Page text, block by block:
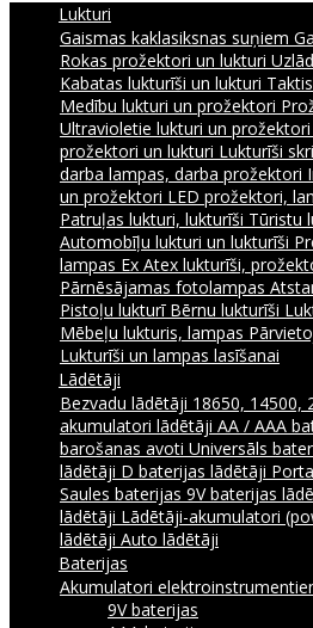
Lukturi
Gaismas kaklasiksnas suņiem
Rokas prožektori un lukturi
Kabatas lukturīši un lukturi
Medību lukturi un prožektori
Ultravioletie lukturi un prožektori
prožektori un lukturi Lukturīši
darba lampas, darba prožektori
un prožektori LED prožektori,
Patruļas lukturi, lukturīši Tūristu
Automobīļu lukturi un lukturīši
lampas Ex Atex lukturīši,
Pārnēsājamas fotolampas
Pistoļu lukturī Bērnu lukturīši
Mēbeļu lukturis, lampas
Lukturīši un lampas lasīšanai
Lādētāji
Bezvadu lādētāji 18650, 14500,
akumulatori lādētāji AA / AAA
barošanas avoti Universāls
lādētāji D baterijas lādētāji
Saules baterijas 9V baterijas
lādētāji Lādētāji-akumulatori
lādētāji Auto lādētāji
Baterijas
Akumulatori
9V baterijas